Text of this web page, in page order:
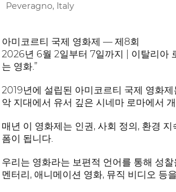
Peveragno, Italy
아미코르티 국제 영화제 — 제8회
2026년 6월 2일부터 7일까지 | 이탈리아
는 영화.”
2019년에 설립된 아미코르티 국제 영화
악 지대에서 유서 깊은 시네마 로마에서
매년 이 영화제는 인권, 사회 정의, 환경
폼이 됩니다.
우리는 영화라는 보편적 언어를 통해 성
멘터리, 애니메이션 영화, 뮤직 비디오 등